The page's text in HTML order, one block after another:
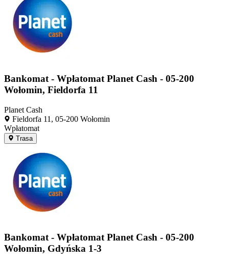
Bankomat - Wpłatomat Planet Cash - 05-200
Wołomin, Fieldorfa 11
Planet Cash
Fieldorfa 11, 05-200 Wołomin
Wpłatomat
Trasa
Bankomat - Wpłatomat Planet Cash - 05-200
Wołomin, Gdyńska 1-3